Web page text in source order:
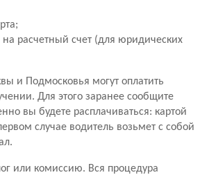
на расчетный счет (для юридических
и Подмосковья могут оплатить
Для этого заранее сообщите
вы будете расплачиваться: картой
случае водитель возьмет с собой
или комиссию. Вся процедура